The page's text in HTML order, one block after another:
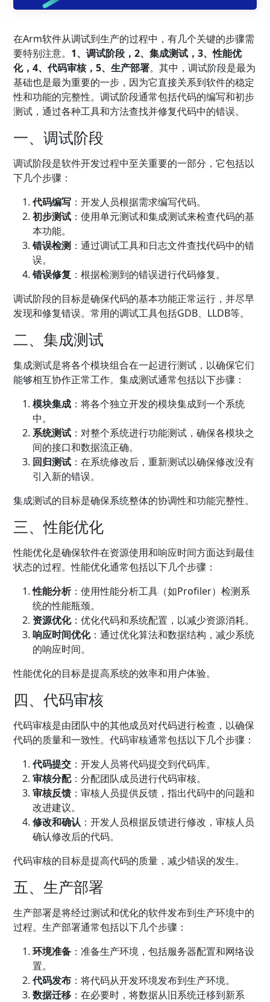
在Arm软件从调试到生产的过程中，有几个关键的步骤需
要特别注意。 1、调试阶段，2、集成测试，3、性能优
化，4、代码审核，5、生产部署。其中，调试阶段是最为
基础也是最为重要的一步，因为它直接关系到软件的稳定
性和功能的完整性。调试阶段通常包括代码的编写和初步
测试，通过各种工具和方法查找并修复代码中的错误。
一、调试阶段
调试阶段是软件开发过程中至关重要的一部分，它包括以
下几个步骤：
代码编写 ：开发人员根据需求编写代码。
初步测试 ：使用单元测试和集成测试来检查代码的基
本功能。
错误检测 ：通过调试工具和日志文件查找代码中的错
误。
错误修复 ：根据检测到的错误进行代码修复。
调试阶段的目标是确保代码的基本功能正常运行，并尽早
发现和修复错误。常用的调试工具包括GDB、LLDB等。
二、集成测试
集成测试是将各个模块组合在一起进行测试，以确保它们
能够相互协作正常工作。集成测试通常包括以下步骤：
模块集成 ：将各个独立开发的模块集成到一个系统
中。
系统测试 ：对整个系统进行功能测试，确保各模块之
间的接口和数据流正确。
回归测试 ：在系统修改后，重新测试以确保修改没有
引入新的错误。
集成测试的目标是确保系统整体的协调性和功能完整性。
三、性能优化
性能优化是确保软件在资源使用和响应时间方面达到最佳
状态的过程。性能优化通常包括以下几个步骤：
性能分析：使用性能分析工具（如Profiler）检测系
统的性能瓶颈。
资源优化：优化代码和系统配置，以减少资源消耗。
响应时间优化：通过优化算法和数据结构，减少系统
的响应时间。
性能优化的目标是提高系统的效率和用户体验。
四、代码审核
代码审核是由团队中的其他成员对代码进行检查，以确保
代码的质量和一致性。代码审核通常包括以下几个步骤：
代码提交 ：开发人员将代码提交到代码库。
审核分配：分配团队成员进行代码审核。
审核反馈 ：审核人员提供反馈，指出代码中的问题和
改进建议。
修改和确认 ：开发人员根据反馈进行修改，审核人员
确认修改后的代码。
代码审核的目标是提高代码的质量，减少错误的发生。
五、生产部署
生产部署是将经过测试和优化的软件发布到生产环境中的
过程。生产部署通常包括以下几个步骤：
环境准备 ：准备生产环境，包括服务器配置和网络设
置。
代码发布 ：将代码从开发环境发布到生产环境。
数据迁移 ：在必要时，将数据从旧系统迁移到新系